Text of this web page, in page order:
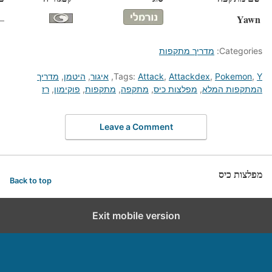
Yawn
Categories: מדריך מתקפות
Tags: Attack, Attackdex, Pokemon, Y
, איגור, היטמן, מדריך
המתקפות המלא, מפלצות כיס, מתקפה, מתקפות, פוקימון, רז
Leave a Comment
מפלצות כיס Back to top
Exit mobile version